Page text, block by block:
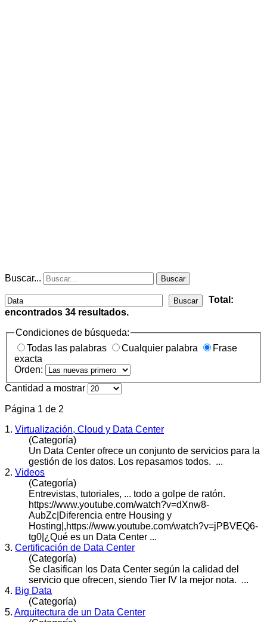
Buscar... Buscar
Buscar
Total:
encontrados 34 resultados.
Condiciones de búsqueda:
Todas las palabras
Cualquier palabra
Frase
exacta
Orden:
Cantidad a mostrar
Página 1 de 2
1. Virtualización, Cloud y Data Center
(Categoría)
Un Data Center ofrece un conjunto de servicios para la
gestión de los datos. Los repasamos todos. ...
2. Videos
(Categoría)
Entrevistas, tutoriales, ... todo a golpe de ratón.
https://www.youtube.com/watch?v=dXnw8-
AubZc|Diferencia entre Housing y
Hosting|,https://www.youtube.com/watch?v=jPBVEQ6-
tg0|¿Qué es un Data Center ...
3. Certificación de Data Center
(Categoría)
Se clasifican los Data Center según la calidad del
servicio que ofrecen, siendo Tier IV la mejor nota. ...
4. Big Data
(Categoría)
5. Arquitectura de un Data Center